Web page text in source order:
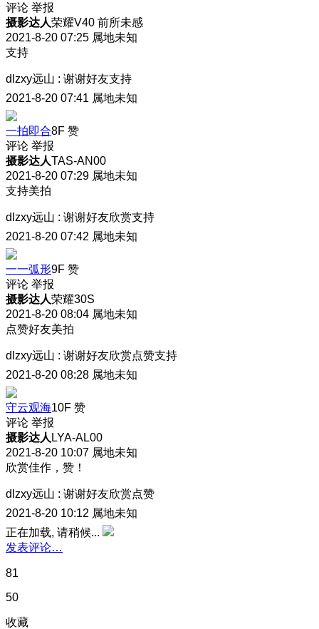
评论 举报
摄影达人荣耀V40 前所未感
2021-8-20 07:25 属地未知
支持
dlzxy远山 : 谢谢好友支持
2021-8-20 07:41 属地未知
一拍即合8F 赞
评论 举报
摄影达人TAS-AN00
2021-8-20 07:29 属地未知
支持美拍
dlzxy远山 : 谢谢好友欣赏支持
2021-8-20 07:42 属地未知
一一弧形9F 赞
评论 举报
摄影达人荣耀30S
2021-8-20 08:04 属地未知
点赞好友美拍
dlzxy远山 : 谢谢好友欣赏点赞支持
2021-8-20 08:28 属地未知
守云观海10F 赞
评论 举报
摄影达人 LYA-AL00
2021-8-20 10:07 属地未知
欣赏佳作，赞！
dlzxy远山 : 谢谢好友欣赏点赞
2021-8-20 10:12 属地未知
正在加载, 请稍候...
发表评论…
81
50
收藏